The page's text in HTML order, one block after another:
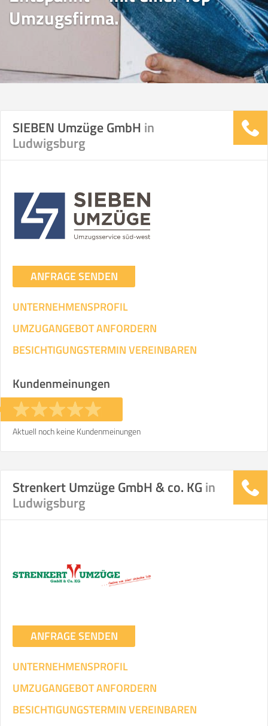
Umzugsfirma.
SIEBEN Umzüge GmbH in
Ludwigsburg
ANFRAGE SENDEN
UNTERNEHMENSPROFIL
UMZUGANGEBOT ANFORDERN
BESICHTIGUNGSTERMIN VEREINBAREN
Kundenmeinungen
Aktuell noch keine Kundenmeinungen
Strenkert Umzüge GmbH & co. KGin
Ludwigsburg
ANFRAGE SENDEN
UNTERNEHMENSPROFIL
UMZUGANGEBOT ANFORDERN
BESICHTIGUNGSTERMIN VEREINBAREN